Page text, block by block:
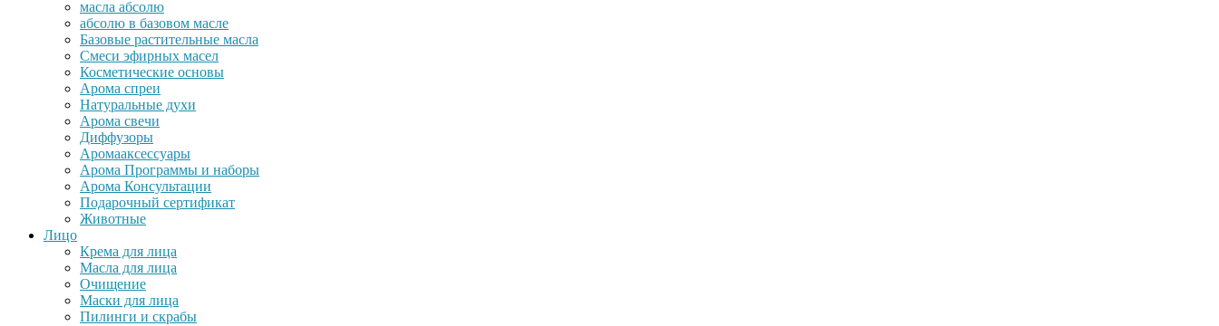
масла абсолю
абсолю в базовом масле
Базовые растительные масла
Cмеси эфирных масел
Косметические основы
Арома спреи
Натуральные духи
Арома свечи
Диффузоры
Аромааксессуары
Арома Программы и наборы
Арома Консультации
Подарочный сертификат
Животные
Лицо
Крема для лица
Масла для лица
Очищение
Маски для лица
Пилинги и скрабы